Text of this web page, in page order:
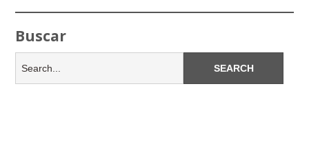
Buscar